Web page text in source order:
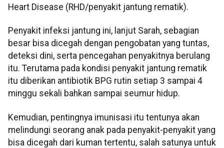
Heart Disease (RHD/penyakit jantung rematik).
Penyakit infeksi jantung ini, lanjut Sarah, sebagian
besar bisa dicegah dengan pengobatan yang tuntas,
deteksi dini, serta pencegahan penyakitnya berulang
itu. Terutama pada kondisi penyakit jantung rematik
itu diberikan antibiotik BPG rutin setiap 3 sampai 4
minggu sekali bahkan sampai seumur hidup.
Kemudian, pentingnya imunisasi itu tentunya akan
melindungi seorang anak pada penyakit-penyakit yang
bisa dicegah dari kuman tertentu, salah satunya untuk